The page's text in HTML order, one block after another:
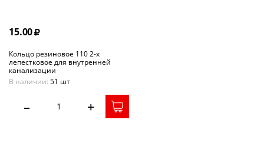
15.00
Кольцо резиновое 110 2-х
лепестковое для внутренней
канализации
В наличии: 51 шт
– +